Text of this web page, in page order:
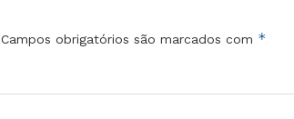
Campos obrigatórios são marcados com *